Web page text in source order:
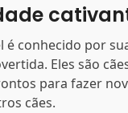
é conhecido por
Eles são
para fazer
cães.